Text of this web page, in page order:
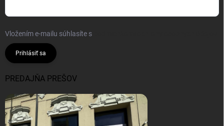
Vložením e-mailu súhlasíte s
Prihlásiť sa
PREDAJŇA PREŠOV